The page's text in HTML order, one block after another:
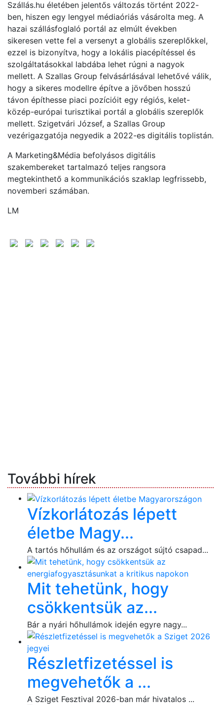
Szállás.hu életében jelentős változás történt 2022-
ben, hiszen egy lengyel médiaóriás vásárolta meg. A
hazai szállásfoglaló portál az elmúlt években
sikeresen vette fel a versenyt a globális szereplőkkel,
ezzel is bizonyítva, hogy a lokális piacépítéssel és
szolgáltatásokkal labdába lehet rúgni a nagyok
mellett. A Szallas Group felvásárlásával lehetővé válik,
hogy a sikeres modellre építve a jövőben hosszú
távon építhesse piaci pozícióit egy régiós, kelet-
közép-európai turisztikai portál a globális szereplők
mellett. Szigetvári József, a Szallas Group
vezérigazgatója negyedik a 2022-es digitális toplistán.
A Marketing&Média befolyásos digitális
szakembereket tartalmazó teljes rangsora
megtekinthető a kommunikációs szaklap legfrissebb,
novemberi számában.
LM
További hírek
Vízkorlátozás lépett
életbe Magy...
A tartós hőhullám és az országot sújtó csapad...
Mit tehetünk, hogy
csökkentsük az...
Bár a nyári hőhullámok idején egyre nagy...
Részletfizetéssel is
megvehetők a ...
A Sziget Fesztival 2026-ban már hivatalos ...